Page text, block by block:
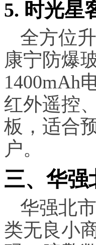
5. 时光星
全方位
康宁防爆
1400mAh
红外遥控
板，适合
户。
三、华强
华强北
类无良小